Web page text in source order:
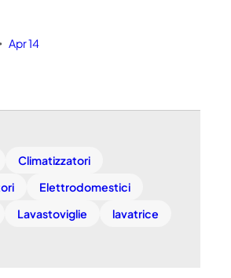
• Apr 14
Climatizzatori
Elettrodomestici
Lavastoviglie
lavatrice